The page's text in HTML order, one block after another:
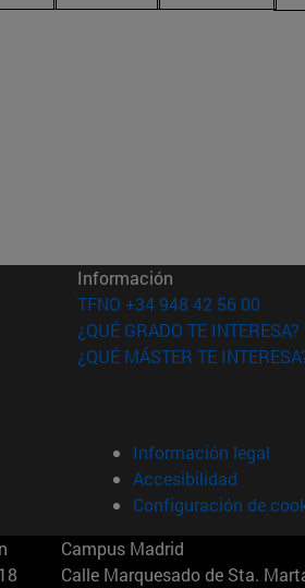
ventana)
nueva ventana)
en nueva ventana)
en nueva ventana)
Información
TFNO +34 948 42 56 00
¿QUÉ GRADO TE INTERESA?
¿QUÉ MÁSTER TE
Información legal
Accesibilidad
Configuración de
Campus Madrid
Calle Marquesado de Sta.